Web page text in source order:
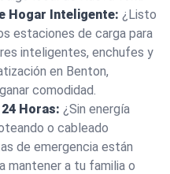
Hogar Inteligente: ¿Listo
estaciones de carga para
inteligentes, enchufes y
en Benton,
comodidad.
Horas: ¿Sin energía
o cableado
de emergencia están
mantener a tu familia o